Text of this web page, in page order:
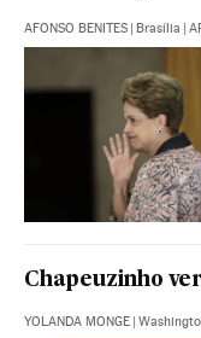
AFONSO BENITES | Brasília |
Chapeuzinho
YOLANDA MONGE |